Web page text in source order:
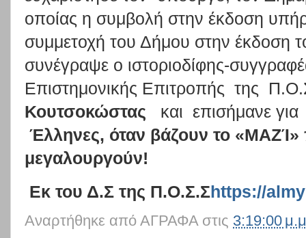
οποίας η συμβολή στην έκδοση
συμμετοχή του Δήμου στην έκδοση
συνέγραψε ο ιστοριοδίφης-
Επιστημονικής Επιτροπής της
Κουτσοκώστας και
επισήμανε
Έλληνες, όταν βάζουν το
μεγαλουργούν!
Εκ του Δ.Σ της Π.Ο.Σ.Σhttps://
Αναρτήθηκε από ΑΓΡΑΦΑ στις 3:19:00